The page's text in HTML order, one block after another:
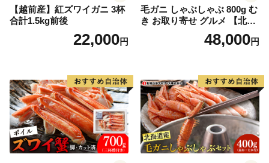
【越前産】紅ズワイガニ 3杯
合計1.5kg前後
22,000円
毛ガニ しゃぶしゃぶ 800g む
き お取り寄せ グルメ 【北海
道】【札幌バルナバフーズ】
48,000円